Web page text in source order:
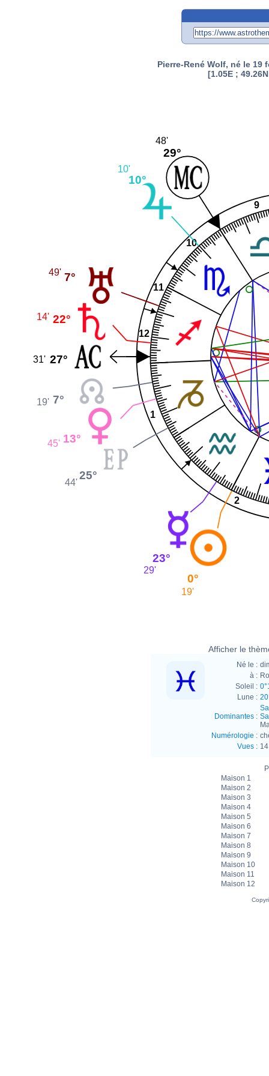
Pierre-René Wolf, né le 19
[1.05E ;
1
2
9
10
11
12
29°
48'
10°
10'
7°
49'
22°
14'
27°
31'
7°
19'
13°
45'
25°
44'
23°
29'
0°
19'
Afficher le
Né le :
à :
Soleil :
Lune :
Dominantes:
Numérologie :
Vues:
Maison 1
Maison 2
Maison 3
Maison 4
Maison 5
Maison 6
Maison 7
Maison 8
Maison 9
Maison 10
Maison 11
Maison 12